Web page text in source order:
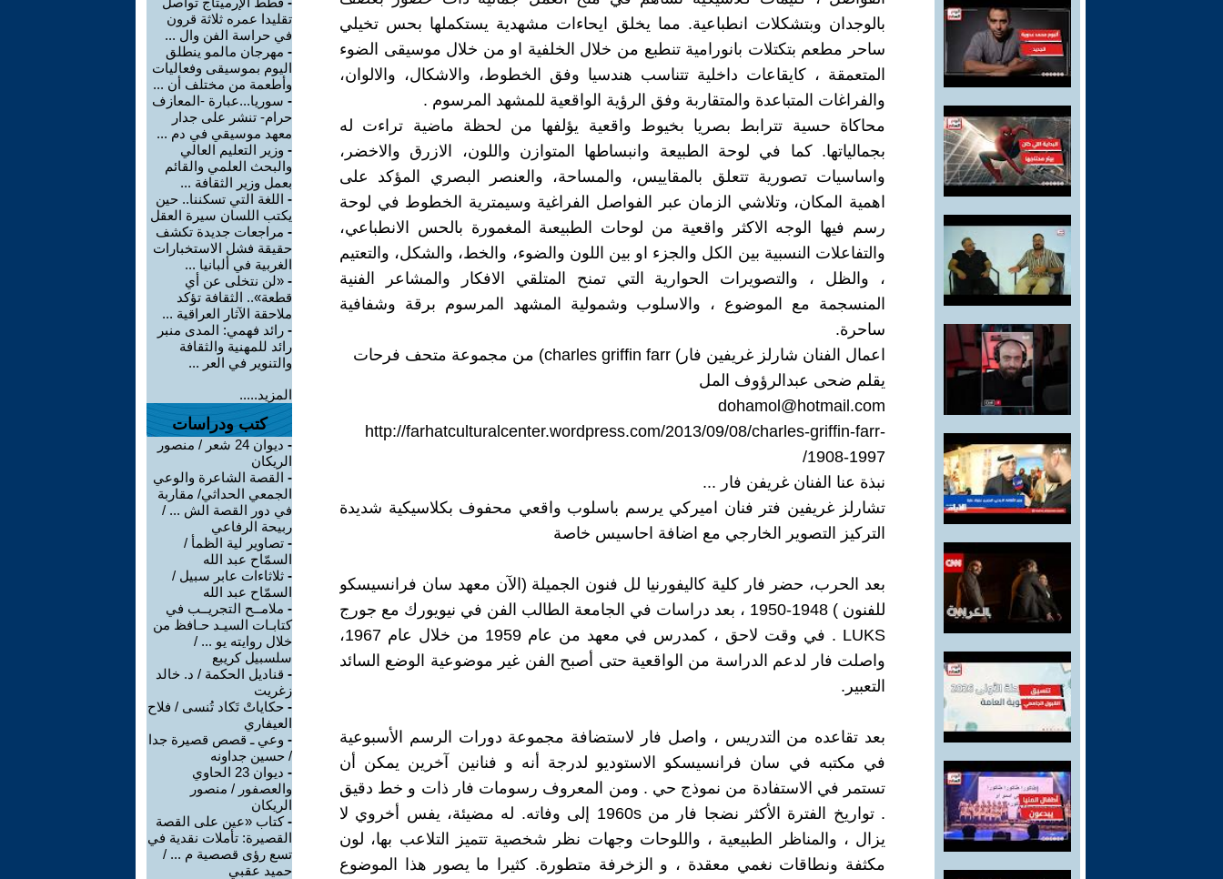
بالوجدان وبتشكلات انطباعية. مما يخلق ايحاءات مشهدية يستكملها بحس تخيلي
ساحر مطعم بتكتلات بانورامية تنطبع من خلال الخلفية او من خلال موسيقى الضوء
المتعمقة ، كايقاعات داخلية تتناسب هندسيا وفق الخطوط، والاشكال، والالوان،
والفراغات المتباعدة والمتقاربة وفق الرؤية الواقعية للمشهد المرسوم .
محاكاة حسية تترابط بصريا بخيوط واقعية يؤلفها من لحظة ماضية تراءت له
بجمالياتها. كما في لوحة الطبيعة وانبساطها المتوازن واللون، الازرق والاخضر،
واساسيات تصورية تتعلق بالمقاييس، والمساحة، والعنصر البصري المؤكد على
اهمية المكان، وتلاشي الزمان عبر الفواصل الفراغية وسيمترية الخطوط في لوحة
رسم فيها الوجه الاكثر واقعية من لوحات الطبيعىة المغمورة بالحس الانطباعي،
والتفاعلات النسبية بين الكل والجزء او بين اللون والضوء، والخط، والشكل، والتعتيم
، والظل ، والتصويرات الحوارية التي تمنح المتلقي الافكار والمشاعر الفنية
المنسجمة مع الموضوع ، والاسلوب وشمولية المشهد المرسوم برقة وشفافية
ساحرة.
اعمال الفنان شارلز غريفين فار) charles griffin farr) من مجموعة متحف فرحات
يقلم ضحى عبدالرؤوف المل
dohamol@hotmail.com
http://farhatculturalcenter.wordpress.com/2013/09/08/charles-griffin-farr-
1908-1997
/
نبذة عنا الفنان غريفن فار ...
تشارلز غريفين فتر فنان اميركي يرسم باسلوب واقعي محفوف بكلاسيكية شديدة
التركيز التصوير الخارجي مع اضافة احاسيس خاصة
بعد الحرب، حضر فار كلية كاليفورنيا لل فنون الجميلة (الآن معهد سان فرانسيسكو
للفنون ) 1948-1950 ، بعد دراسات في الجامعة الطالب الفن في نيويورك مع جورج
LUKS . في وقت لاحق ، كمدرس في معهد من عام 1959 من خلال عام 1967،
واصلت فار لدعم الدراسة من الواقعية حتى أصبح الفن غير موضوعية الوضع السائد
التعبير.
بعد تقاعده من التدريس ، واصل فار لاستضافة مجموعة دورات الرسم الأسبوعية
في مكتبه في سان فرانسيسكو الاستوديو لدرجة أنه و فنانين آخرين يمكن أن
تستمر في الاستفادة من نموذج حي . ومن المعروف رسومات فار ذات و خط دقيق
. تواريخ الفترة الأكثر نضجا فار من 1960s إلى وفاته. له مضيئة، يفس أخروي لا
يزال ، والمناظر الطبيعية ، واللوحات وجهات نظر شخصية تتميز التلاعب بها، لون
مكثفة ونطاقات نغمي معقدة ، و الزخرفة متطورة. كثيرا ما يصور هذا الموضوع
تقليدا عمره ثلاثة قرون
في حراسة الفن وال ...
- مهرجان مالمو ينطلق
اليوم بموسيقى وفعاليات
وأطعمة من مختلف أن ...
- سوريا...عبارة -المعازف
حرام- تنشر على جدار
معهد موسيقي في دم ...
- وزير التعليم العالي
والبحث العلمي والقائم
بعمل وزير الثقافة ...
- اللغة التي تسكننا.. حين
يكتب اللسان سيرة العقل
- مراجعات جديدة تكشف
حقيقة فشل الاستخبارات
الغربية في ألبانيا ...
- «لن نتخلى عن أي
قطعة».. الثقافة تؤكد
ملاحقة الآثار العراقية ...
- رائد فهمي: المدى منبر
رائد للمهنية والثقافة
والتنوير في العر ...
المزيد.....
كتب ودراسات
-
ديوان 24 شعر / منصور
الريكان
- القصة الشاعرة والوعي
الجمعي الحداثي/ مقاربة
في دور القصة الش ... /
ربيحة الرفاعي
- تصاوير لية الظمأ /
السمّاح عبد الله
- ثلاثاءات عابر سبيل /
السمّاح عبد الله
- ملامــح التجريــب في
كتابـات السيـد حـافظ من
خلال روايته يو ... /
سلسبيل كريبع
- قناديل الحكمة / د. خالد
زغريت
- حكاياتْ تَكاد تُنسى / فلاح
العيفاري
- وعي ـ قصص قصيرة جدا
/ حسين جداونه
-
ديوان 23 الحاوي
والعصفور / منصور
الريكان
-كتاب «عين على القصة
القصيرة: تأملات نقدية في
تسع رؤى قصصية م ... /
حميد عقبي